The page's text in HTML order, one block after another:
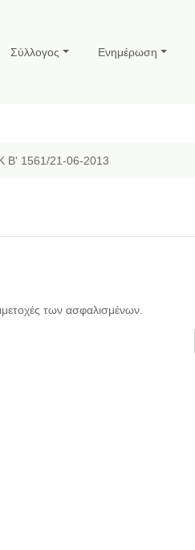
Σύλλογος Ενημέρωση
Β' 1561/21-06-2013
των ασφαλισμένων.